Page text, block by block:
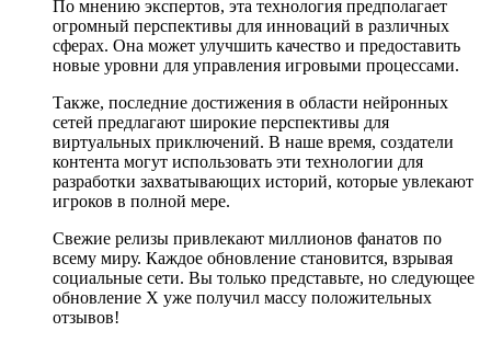
По мнению экспертов, эта технология предполагает
огромный перспективы для инноваций в различных
сферах. Она может улучшить качество и предоставить
новые уровни для управления игровыми процессами.
Также, последние достижения в области нейронных
сетей предлагают широкие перспективы для
виртуальных приключений. В наше время, создатели
контента могут использовать эти технологии для
разработки захватывающих историй, которые увлекают
игроков в полной мере.
Свежие релизы привлекают миллионов фанатов по
всему миру. Каждое обновление становится, взрывая
социальные сети. Вы только представьте, но следующее
обновление X уже получил массу положительных
отзывов!